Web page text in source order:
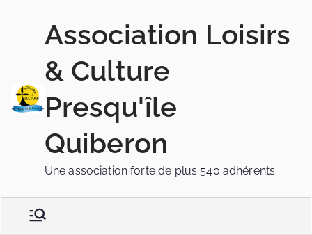
Association Loisirs
& Culture
Presqu'île
Quiberon
Une association forte de plus 540 adhérents